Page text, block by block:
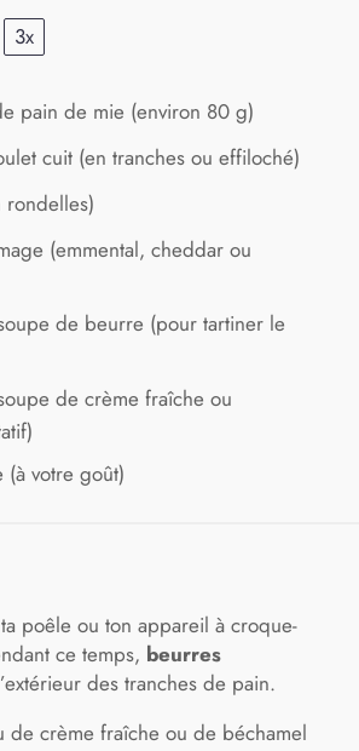
3x
pain de mie (environ 80 g)
cuit (en tranches ou effiloché)
rondelles)
(emmental, cheddar ou
de beurre (pour tartiner le
de crème fraîche ou
(à votre goût)
ta poêle ou ton appareil à croque-
ce temps, beurres
des tranches de pain.
de crème fraîche ou de béchamel